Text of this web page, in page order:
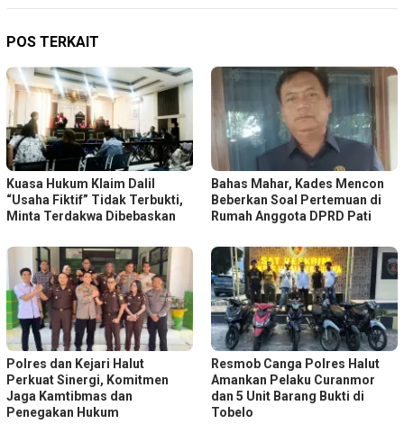
POS TERKAIT
Kuasa Hukum Klaim Dalil
“Usaha Fiktif” Tidak Terbukti,
Minta Terdakwa Dibebaskan
Bahas Mahar, Kades Mencon
Beberkan Soal Pertemuan di
Rumah Anggota DPRD Pati
Polres dan Kejari Halut
Perkuat Sinergi, Komitmen
Jaga Kamtibmas dan
Penegakan Hukum
Resmob Canga Polres Halut
Amankan Pelaku Curanmor
dan 5 Unit Barang Bukti di
Tobelo